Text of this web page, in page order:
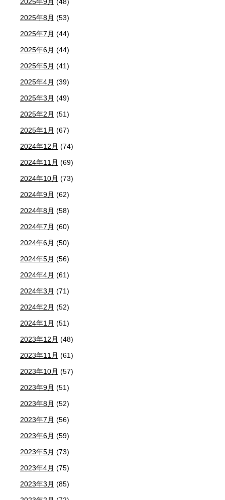
2025年9月 (48)
2025年8月 (53)
2025年7月 (44)
2025年6月 (44)
2025年5月 (41)
2025年4月 (39)
2025年3月 (49)
2025年2月 (51)
2025年1月 (67)
2024年12月 (74)
2024年11月 (69)
2024年10月 (73)
2024年9月 (62)
2024年8月 (58)
2024年7月 (60)
2024年6月 (50)
2024年5月 (56)
2024年4月 (61)
2024年3月 (71)
2024年2月 (52)
2024年1月 (51)
2023年12月 (48)
2023年11月 (61)
2023年10月 (57)
2023年9月 (51)
2023年8月 (52)
2023年7月 (56)
2023年6月 (59)
2023年5月 (73)
2023年4月 (75)
2023年3月 (85)